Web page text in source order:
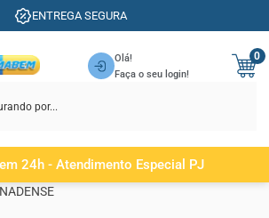
ENTREGA SEGURA
Olá!
Faça o seu login!
0
24h - Atendimento Especial PJ